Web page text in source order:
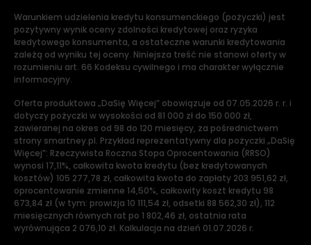
Warunkiem udzielenia kredytu konsumenckiego (pożyczki) jest
pozytywny wynik oceny zdolności kredytowej oraz ryzyka
kredytowego konsumenta, a ostateczne warunki kredytowania
zależą od wyniku tej oceny. Niniejsza treść nie stanowi oferty w
rozumieniu art. 66 Kodeksu cywilnego i ma charakter wyłącznie
informacyjny.
Oferta produktowa „DaSię Więcej” obowiązuje od 07.05.2026 r. r. i
dotyczy pożyczki w wysokości od 81 000 zł do 150 000 zł,
zawieranej na okres od 98 do 120 miesięcy, za pośrednictwem
strony smartney.pl. Przykład reprezentatywny dla pożyczki „DaSię
Więcej”: Rzeczywista Roczna Stopa Oprocentowania (RRSO)
wynosi 17,11%, całkowita kwota kredytu (bez kredytowanych
kosztów) 105 277,78 zł, całkowita kwota do zapłaty 203 951,62 zł,
oprocentowanie zmienne 14,50%, całkowity koszt kredytu 98
673,84 zł (w tym: prowizja 10 111,54 zł, odsetki 88 562,30 zł), 112
miesięcznych równych rat po 1 802,46 zł, ostatnia rata
wyrównująca 2 076,10 zł. Kalkulacja na dzień 01.07.2026 r.